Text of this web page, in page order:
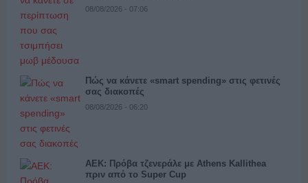
08/08/2026 - 07:06
Πώς να κάνετε «smart spending» στις φετινές
σας διακοπές
08/08/2026 - 06:20
ΑΕΚ: Πρόβα τζενεράλε με Athens Kallithea
πριν από το Super Cup